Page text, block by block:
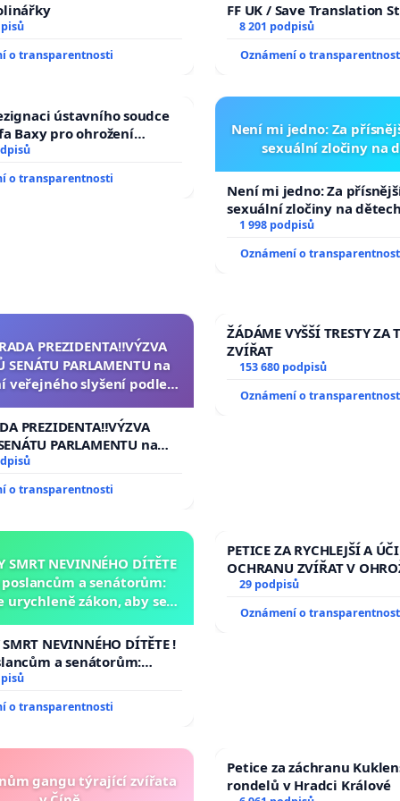
o transparentnosti
FF UK / Save Translation
the Faculty of Arts,
8 201 podpisů
Oznámení o
ústavního soudce
Baxy pro ohrožení
spravedlivý proces
o transparentnosti
Není mi jedno: Za
sexuální zločiny na
Není mi jedno: Za
sexuální zločiny na
1 998 podpisů
Oznámení o
PREZIDENTA‼️VÝZVA
SENÁTU PARLAMENTU na
veřejného slyšení podle §
přijetí usnesení k podání
žaloby na prezidenta
republiky
PREZIDENTA‼️VÝZVA
PARLAMENTU na
veřejného slyšení podle §
k podání ústavní
o transparentnosti
ŽÁDÁME VYŠŠÍ TRESTY ZA
ZVÍŘAT
153 680 podpisů
Oznámení o
SMRT NEVINNÉHO DÍTĚTE
poslancům a senátorům:
urychleně zákon, aby se
opakovat!
NEVINNÉHO DÍTĚTE !
a senátorům:
zákon, aby se
o transparentnosti
PETICE ZA RYCHLEJŠÍ A
OCHRANU ZVÍŘAT V
29 podpisů
Oznámení o
gangu týrající zvířata
Petice za záchranu
rondelů v Hradci Králové